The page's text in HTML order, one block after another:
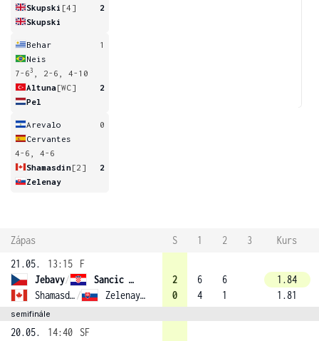
Skupski [4]
2
Skupski
Behar
1
Neis
7-63
, 2-6, 4-10
Altuna[WC]
2
Pel
Arevalo
0
Cervantes
4-6, 4-6
Shamasdin[2]
2
Zelenay
Zápas S 1 2 3
Kurs
21.05.
13:15
F
Jebavy/
Sancic (1)
Shamasdin / Zelenay (2)
2
0
6
4
6
1
1.84
1.81
semifinále
20.05. 14:40
SF